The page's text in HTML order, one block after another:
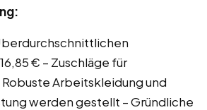
€ – Zuschläge für
Arbeitskleidung und
werden gestellt – Gründliche